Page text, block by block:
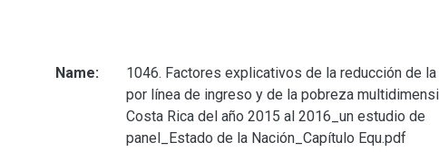
Name:
1046. Factores explicativos de la reducción de
por línea de ingreso y de la pobreza
Costa Rica del año 2015 al 2016_un estudio de
panel_Estado de la Nación_Capítulo Equ.pdf